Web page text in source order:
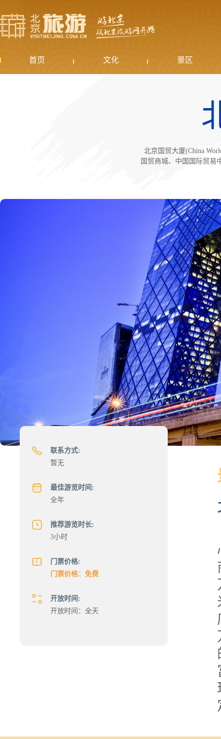
首页 文化 景区
北京国贸大厦(China
国贸商城、中国国际贸易
联系方式:
暂无
最佳游览时间:
全年
推荐游览时长:
3小时
门票价格:
门票价格：免费
开放时间:
开放时间：全天